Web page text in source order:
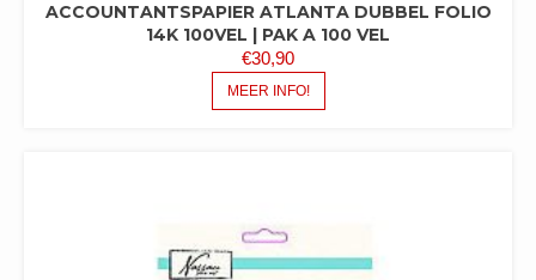
ACCOUNTANTSPAPIER ATLANTA DUBBEL FOLIO
14K 100VEL | PAK A 100 VEL
€30,90
MEER INFO!